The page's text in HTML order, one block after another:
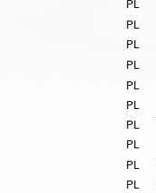
PL
PL
PL
PL
PL
PL
PL
PL
PL
PL